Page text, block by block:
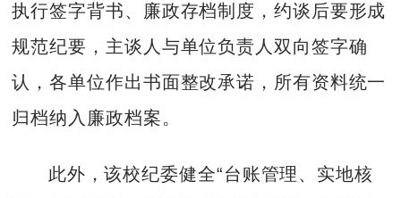
执行签字背书、廉政存档制度，约谈后要形成
规范纪要，主谈人与单位负责人双向签字确
认，各单位作出书面整改承诺，所有资料统一
归档纳入廉政档案。
此外，该校纪委健全“台账管理、实地核